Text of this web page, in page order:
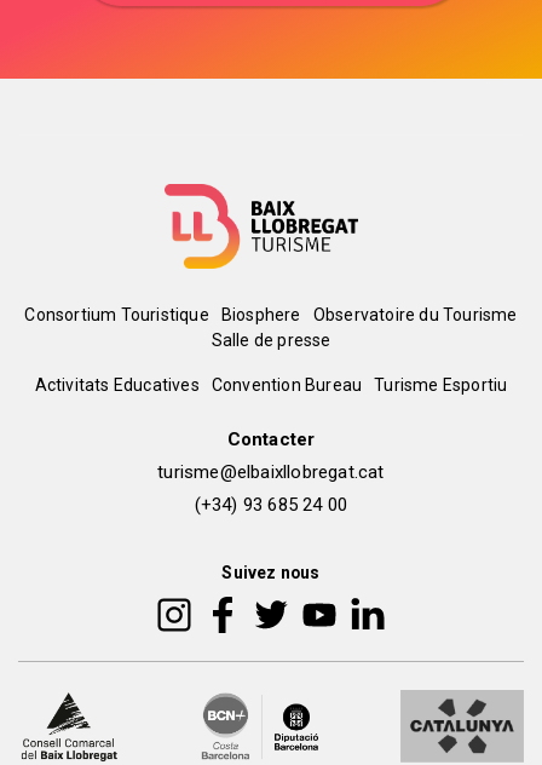
Menú
del
Consortium Touristique Biosphere
Observatoire du Tourisme
Salle de presse
Peu
Activitats Educatives Convention Bureau Turisme Esportiu
Contacter
turisme@elbaixllobregat.cat
(+34) 93 685 24 00
Suivez nous